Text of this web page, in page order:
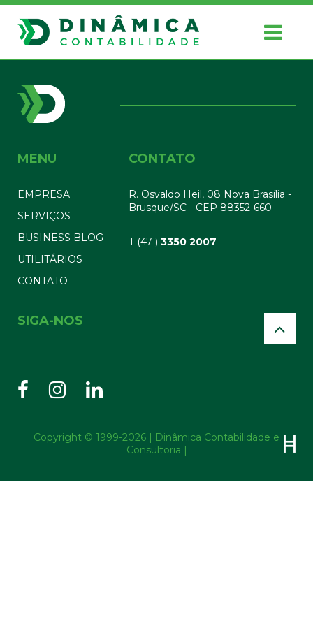
MENU
EMPRESA
SERVIÇOS
BUSINESS BLOG
UTILITÁRIOS
CONTATO
CONTATO
R. Osvaldo Heil, 08 Nova Brasília -
Brusque/SC - CEP 88352-660
T (47 )3350 2007
SIGA-NOS
Copyright © 1999-2026 | Dinâmica Contabilidade e
Consultoria |